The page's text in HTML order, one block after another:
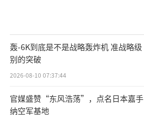
轰-6K到底是不是战略轰炸机 准战略级
别的突破
2026-08-10 07:37:44
官媒盛赞“东风浩荡”，点名日本嘉手
纳空军基地